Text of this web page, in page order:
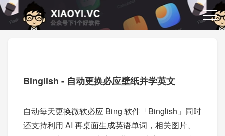
Binglish - 自动更换必应壁纸并学英文
自动每天更换微软必应 Bing 软件「Binglish」同时
还支持利用 AI 再桌面生成英语单词，相关图片、